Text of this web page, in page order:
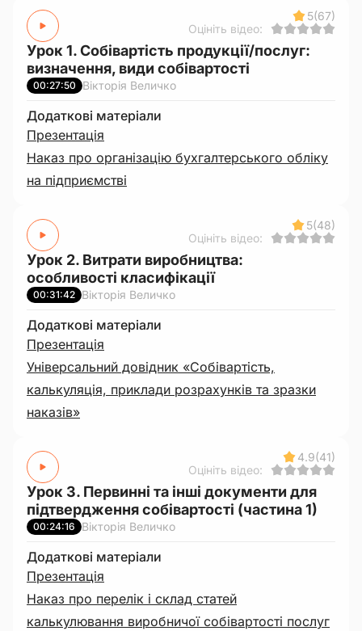
5(67)
Оцініть відео:
Урок 1. Собівартість продукції/послуг:
визначення, види собівартості
00:27:50 Вікторія Величко
Додаткові матеріали
Презентація
Наказ про організацію бухгалтерського обліку
на підприємстві
5(48)
Оцініть відео:
Урок 2. Витрати виробництва:
особливості класифікації
00:31:42 Вікторія Величко
Додаткові матеріали
Презентація
Універсальний довідник «Собівартість,
калькуляція, приклади розрахунків та зразки
наказів»
4.9(41)
Оцініть відео:
Урок 3. Первинні та інші документи для
підтвердження собівартості (частина 1)
00:24:16 Вікторія Величко
Додаткові матеріали
Презентація
Наказ про перелік і склад статей
калькулювання виробничої собівартості послуг